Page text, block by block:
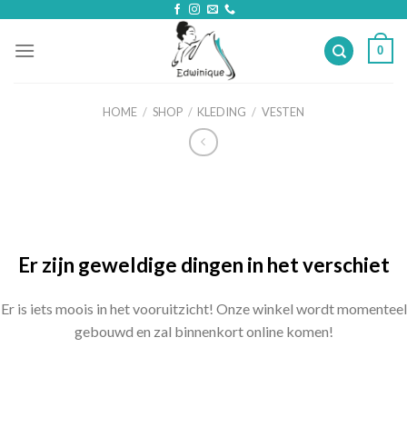
content
0
HOME / SHOP / KLEDING / VESTEN
Er zijn geweldige dingen in het verschiet
Er is iets moois in het vooruitzicht! Onze winkel wordt momenteel
gebouwd en zal binnenkort online komen!